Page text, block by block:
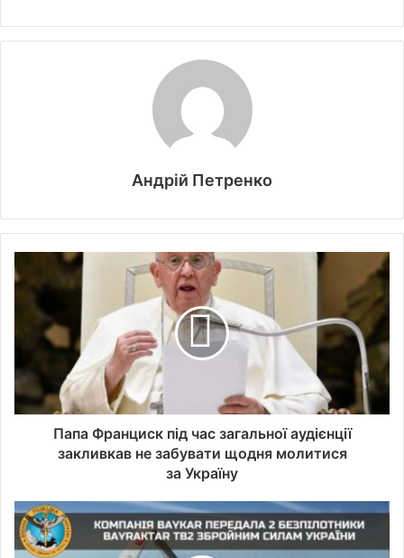
Андрій Петренко
Папа Франциск під час загальної аудієнції
закливкав не забувати щодня молитися
за Україну